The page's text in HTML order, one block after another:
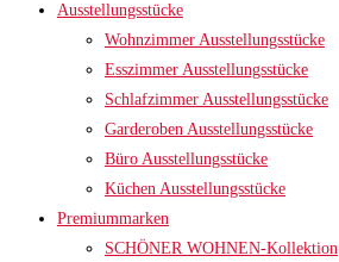
Ausstellungsstücke
Wohnzimmer Ausstellungsstücke
Esszimmer Ausstellungsstücke
Schlafzimmer Ausstellungsstücke
Garderoben Ausstellungsstücke
Büro Ausstellungsstücke
Küchen Ausstellungsstücke
Premiummarken
SCHÖNER WOHNEN-Kollektion